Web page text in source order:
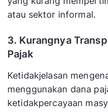
atau sektor informal.
3. Kurangnya
Pajak
Ketidakjelasan
menggunakan dana
ketidakpercayaan